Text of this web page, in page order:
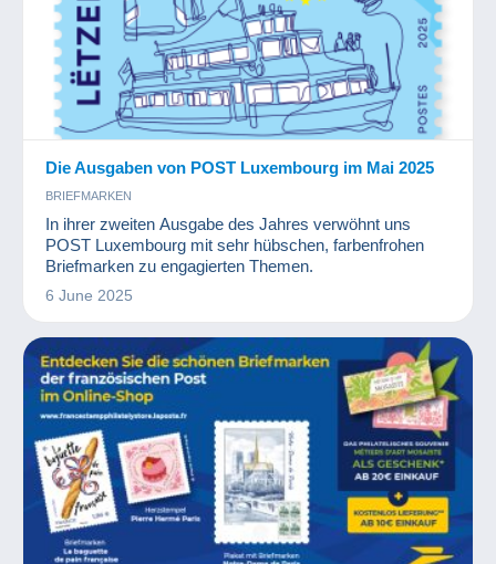
Die Ausgaben von POST Luxembourg im Mai 2025
BRIEFMARKEN
In ihrer zweiten Ausgabe des Jahres verwöhnt uns
POST Luxembourg mit sehr hübschen, farbenfrohen
Briefmarken zu engagierten Themen.
6 June 2025